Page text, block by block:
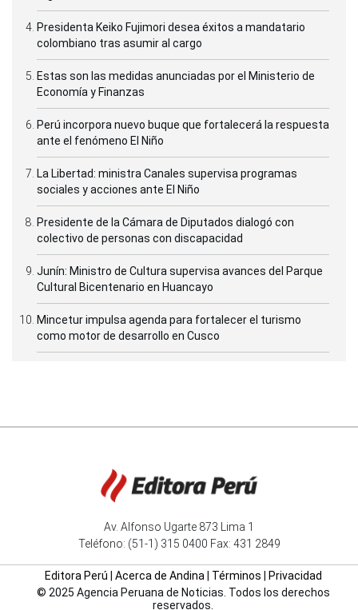
Presidenta Keiko Fujimori desea éxitos a mandatario
colombiano tras asumir al cargo
Estas son las medidas anunciadas por el Ministerio de
Economía y Finanzas
Perú incorpora nuevo buque que fortalecerá la respuesta
ante el fenómeno El Niño
La Libertad: ministra Canales supervisa programas
sociales y acciones ante El Niño
Presidente de la Cámara de Diputados dialogó con
colectivo de personas con discapacidad
Junín: Ministro de Cultura supervisa avances del Parque
Cultural Bicentenario en Huancayo
Mincetur impulsa agenda para fortalecer el turismo
como motor de desarrollo en Cusco
Av. Alfonso Ugarte 873 Lima 1
Teléfono: (51-1) 315 0400 Fax: 431 2849
Editora Perú Acerca de Andina Términos
Privacidad
© 2025 Agencia Peruana de Noticias. Todos los derechos
reservados.